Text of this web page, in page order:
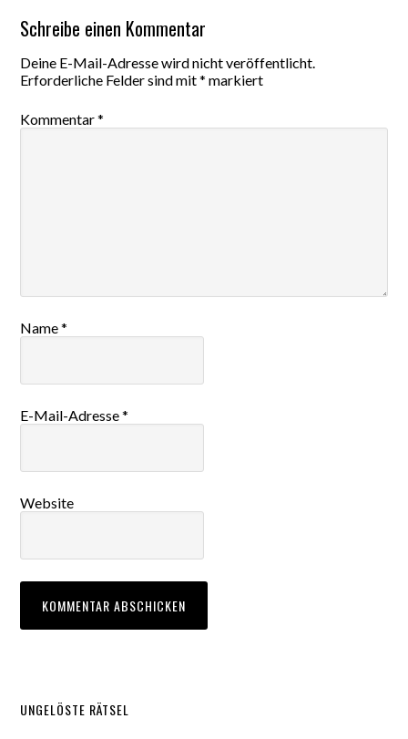
Schreibe einen Kommentar
Deine E-Mail-Adresse wird nicht veröffentlicht.
Erforderliche Felder sind mit* markiert
Kommentar*
Name*
E-Mail-Adresse*
Website
UNGELÖSTE RÄTSEL